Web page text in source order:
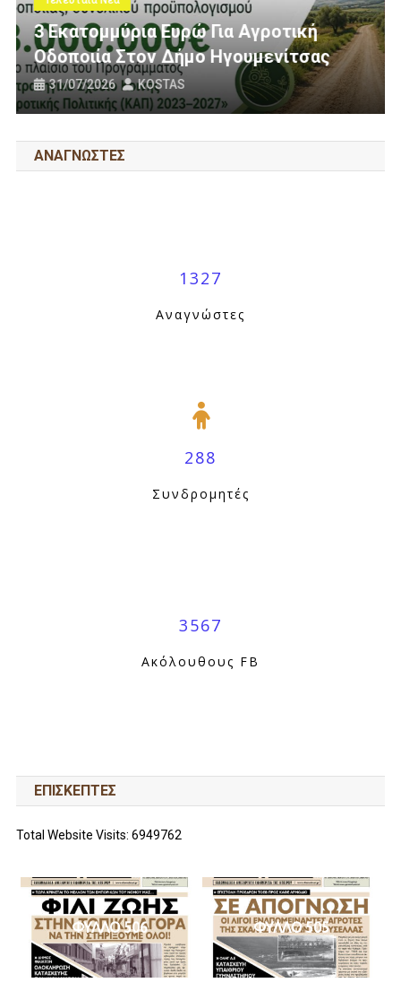
Πολίτες Θεσπρωτίας Ενάντια
Ανεμογεννήτριες: Ποιον
Πανό Μας;
25/07/2026 KOSTAS
ΑΝΑΓΝΩΣΤΕΣ
1327
Αναγνώστες
288
Συνδρομητές
3567
Ακόλουθους FB
ΕΠΙΣΚΕΠΤΕΣ
Total Website Visits: 6949762
ΦΥΛΛΟ 506 ΦΥΛΛΟ 505